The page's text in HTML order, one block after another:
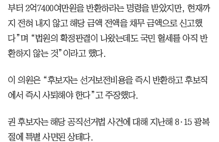
부터 2억7400여만원을 반환하라는 명령을 받았지만, 현재까
지 전혀 내지 않고 해당 금액 전액을 채무 금액으로 신고했
다”며 “법원의 확정판결이 나왔는데도 국민 혈세를 아직 반
환하지 않는 것”이라고 했다.
이 의원은 “후보자는 선거보전비용을 즉시 반환하고 후보직
에서 즉시 사퇴해야 한다”고 주장했다.
권 후보자는 해당 공직선거법 사건에 대해 지난해 8·15 광복
절에 특별 사면된 상태다.